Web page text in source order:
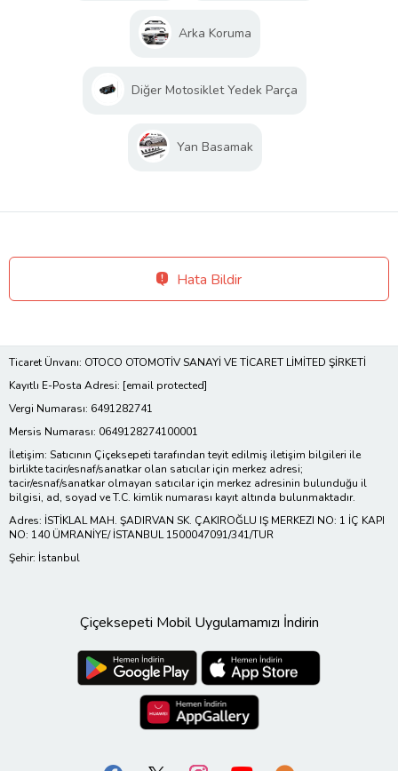
Arka Koruma
Diğer Motosiklet Yedek Parça
Yan Basamak
Hata Bildir
Ticaret Ünvanı: OTOCO OTOMOTİV SANAYİ VE TİCARET LİMİTED ŞİRKETİ
Kayıtlı E-Posta Adresi: [email protected]
Vergi Numarası: 6491282741
Mersis Numarası: 0649128274100001
İletişim: Satıcının Çiçeksepeti tarafından teyit edilmiş iletişim bilgileri ile
birlikte tacir/esnaf/sanatkar olan satıcılar için merkez adresi;
tacir/esnaf/sanatkar olmayan satıcılar için merkez adresinin bulunduğu il
bilgisi, ad, soyad ve T.C. kimlik numarası kayıt altında bulunmaktadır.
Adres: İSTİKLAL MAH. ŞADIRVAN SK. ÇAKIROĞLU IŞ MERKEZI NO: 1 İÇ KAPI
NO: 140 ÜMRANİYE/ İSTANBUL 1500047091/341/TUR
Şehir: İstanbul
Çiçeksepeti Mobil Uygulamamızı İndirin